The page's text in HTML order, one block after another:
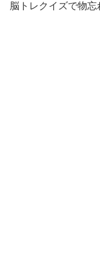
脳トレクイズで物忘